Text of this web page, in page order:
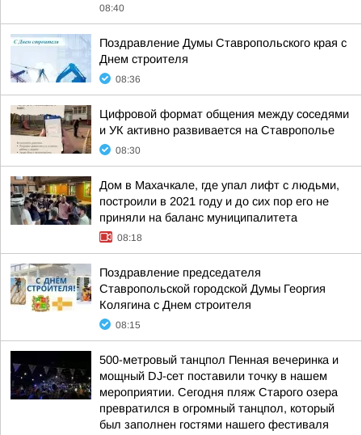
08:40
Поздравление Думы Ставропольского края с
Днем строителя
08:36
Цифровой формат общения между соседями
и УК активно развивается на Ставрополье
08:30
Дом в Махачкале, где упал лифт с людьми,
построили в 2021 году и до сих пор его не
приняли на баланс муниципалитета
08:18
Поздравление председателя
Ставропольской городской Думы Георгия
Колягина с Днем строителя
08:15
500-метровый танцпол Пенная вечеринка и
мощный DJ-сет поставили точку в нашем
мероприятии. Сегодня пляж Старого озера
превратился в огромный танцпол, который
был заполнен гостями нашего фестиваля